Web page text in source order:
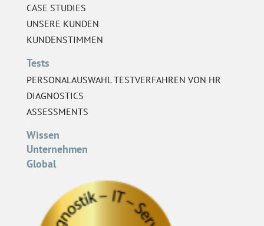
CASE STUDIES
UNSERE KUNDEN
KUNDENSTIMMEN
Tests
PERSONALAUSWAHL TESTVERFAHREN VON HR
DIAGNOSTICS
ASSESSMENTS
Wissen
Unternehmen
Global